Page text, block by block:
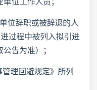
位辞职或被辞退的人
过程中被列入拟引进
告为准）；
理回避规定》所列